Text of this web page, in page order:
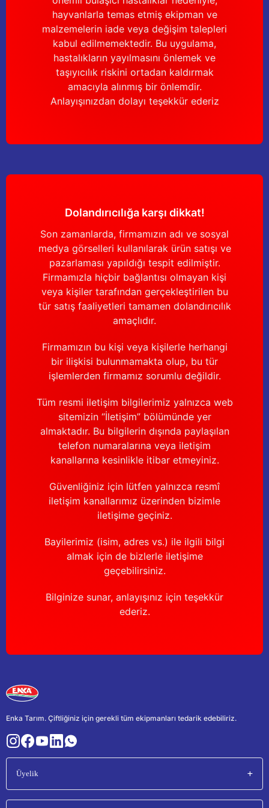
Gönder
hayvanlarla temas etmiş ekipman ve
malzemelerin iade veya değişim talepleri
kabul edilmemektedir. Bu uygulama,
hastalıkların yayılmasını önlemek ve
taşıyıcılık riskini ortadan kaldırmak
amacıyla alınmış bir önlemdir.
Anlayışınızdan dolayı teşekkür ederiz
Dolandırıcılığa karşı dikkat!
Son zamanlarda, firmamızın adı ve sosyal
medya görselleri kullanılarak ürün satışı ve
pazarlaması yapıldığı tespit edilmiştir.
Firmamızla hiçbir bağlantısı olmayan kişi
veya kişiler tarafından gerçekleştirilen bu
tür satış faaliyetleri tamamen dolandırıcılık
amaçlıdır.
Firmamızın bu kişi veya kişilerle herhangi
bir ilişkisi bulunmamakta olup, bu tür
işlemlerden firmamız sorumlu değildir.
Tüm resmi iletişim bilgilerimiz yalnızca web
sitemizin “İletişim” bölümünde yer
almaktadır. Bu bilgilerin dışında paylaşılan
telefon numaralarına veya iletişim
kanallarına kesinlikle itibar etmeyiniz.
Güvenliğiniz için lütfen yalnızca resmî
iletişim kanallarımız üzerinden bizimle
iletişime geçiniz.
Bayilerimiz (isim, adres vs.) ile ilgili bilgi
almak için de bizlerle iletişime
geçebilirsiniz.
Bilginize sunar, anlayışınız için teşekkür
ederiz.
Enka Tarım. Çiftliğiniz için gerekli tüm ekipmanları tedarik edebiliriz.
Üyelik